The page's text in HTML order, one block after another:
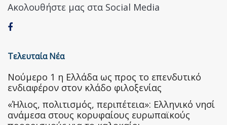
Ακολουθήστε μας στα Social Media
Τελευταία Νέα
Nούμερο 1 η Ελλάδα ως προς το επενδυτικό
ενδιαφέρον στον κλάδο φιλοξενίας
«Ήλιος, πολιτισμός, περιπέτεια»: Ελληνικό νησί
ανάμεσα στους κορυφαίους ευρωπαϊκούς